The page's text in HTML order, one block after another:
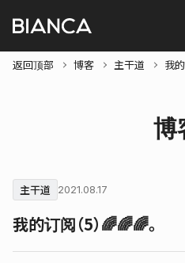
返回顶部 博客 主干道 我
博
主干道 2021.08.17
我的订阅（5）🌈🌈🌈。